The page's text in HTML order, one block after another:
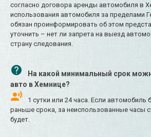
согласно договора аренды автомобиля в
использования автомобиля за пределами
обязан проинформировать об этом
уточнить – нет ли запрета на выезд
страну следования.
На какой минимальный срок
авто в Хемнице?
1 сутки или 24 часа. Если автомобиль
раньше срока, за неиспользованные часы
будет.